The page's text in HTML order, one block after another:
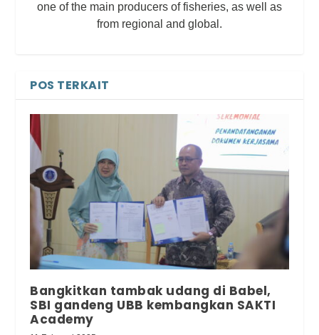
one of the main producers of fisheries, as well as
from regional and global.
POS TERKAIT
Bangkitkan tambak udang di Babel,
SBI gandeng UBB kembangkan SAKTI
Academy